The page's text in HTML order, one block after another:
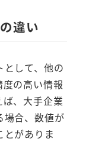
違い
して、他の
の高い情報
、大手企業
場合、数値が
とがありま